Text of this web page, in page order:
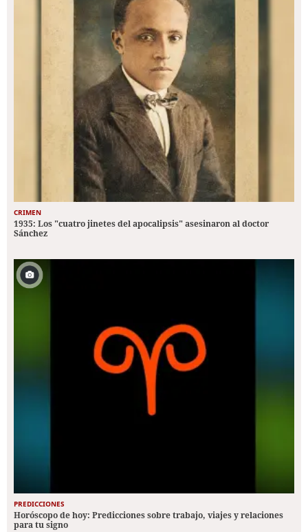
CRIMEN
1935: Los "cuatro jinetes del apocalipsis" asesinaron al doctor
Sánchez
PREDICCIONES
Horóscopo de hoy: Predicciones sobre trabajo, viajes y relaciones
para tu signo